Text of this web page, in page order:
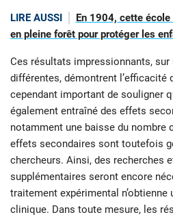
LIRE AUSSI
En 1904, cette
en pleine forêt pour protéger les
Ces résultats impressionnants, sur
différentes, démontrent l’efficacité
cependant important de souligner
également entraîné des effets
notamment une baisse du nombre
effets secondaires sont toutefois
chercheurs. Ainsi, des recherches
supplémentaires seront encore
traitement expérimental
clinique. Dans toute mesure, les